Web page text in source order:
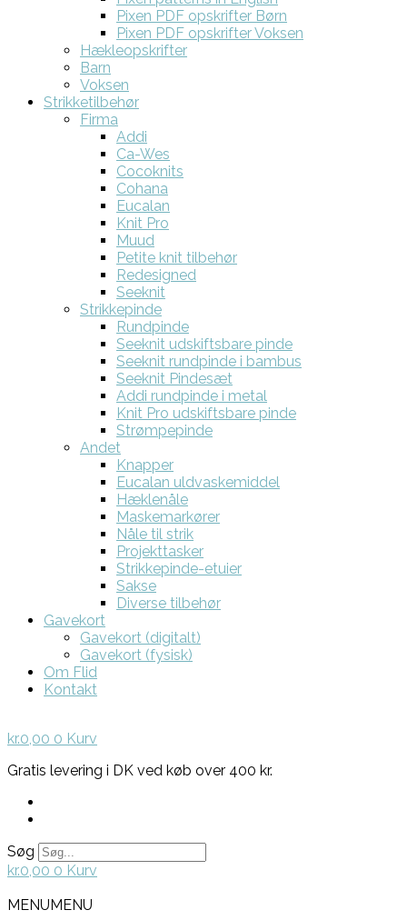
Pixen PDF opskrifter Børn
Pixen PDF opskrifter Voksen
Hækleopskrifter
Barn
Voksen
Strikketilbehør
Firma
Addi
Ca-Wes
Cocoknits
Cohana
Eucalan
Knit Pro
Muud
Petite knit tilbehør
Redesigned
Seeknit
Strikkepinde
Rundpinde
Seeknit udskiftsbare pinde
Seeknit rundpinde i bambus
Seeknit Pindesæt
Addi rundpinde i metal
Knit Pro udskiftsbare pinde
Strømpepinde
Andet
Knapper
Eucalan uldvaskemiddel
Hæklenåle
Maskemarkører
Nåle til strik
Projekttasker
Strikkepinde-etuier
Sakse
Diverse tilbehør
Gavekort
Gavekort (digitalt)
Gavekort (fysisk)
Om Flid
Kontakt
kr.0,00 0 Kurv
Gratis levering i DK ved køb over 400 kr.
Søg
kr.0,00 0 Kurv
MENUMENU